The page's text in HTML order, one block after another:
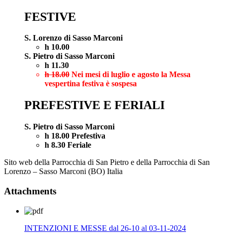
FESTIVE
S. Lorenzo di Sasso Marconi
h 10.00
S. Pietro di Sasso Marconi
h 11.30
h 18.00 Nei mesi di luglio e agosto la Messa
vespertina festiva è sospesa
PREFESTIVE E FERIALI
S. Pietro di Sasso Marconi
h 18.00 Prefestiva
h 8.30 Feriale
Sito web della Parrocchia di San Pietro e della Parrocchia di San
Lorenzo – Sasso Marconi (BO) Italia
Attachments
INTENZIONI E MESSE dal 26-10 al 03-11-2024